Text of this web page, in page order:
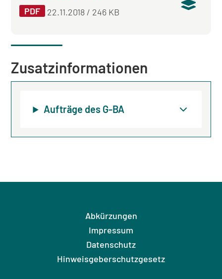
PDF 22.11.2018 / 246 KB
Zusatzinformationen
Aufträge des G-BA
Abkürzungen
Impressum
Datenschutz
Hinweisgeberschutzgesetz